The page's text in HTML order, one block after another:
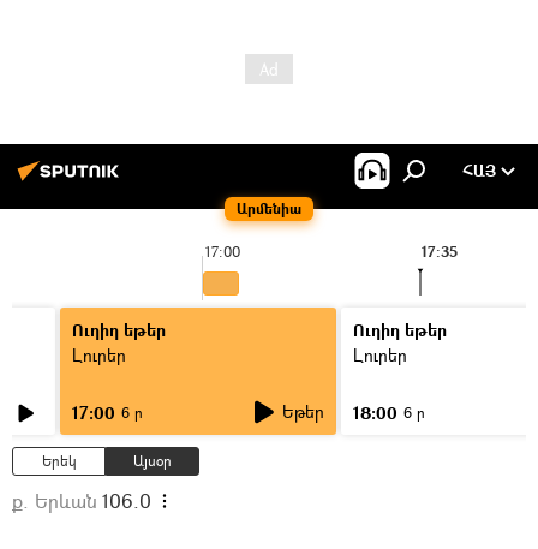
Արմենիա
ՀԱՅ
17:00 17:35
Ուղիղ եթեր
Լուրեր
17:00 6 ր Եթեր
Ուղիղ եթեր
Լուրեր
18:00 6 ր
Երեկ Այսօր
ք. Երևան 106.0